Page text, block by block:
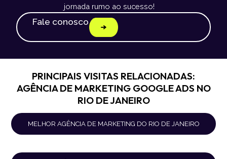
jornada rumo ao sucesso!
Fale conosco
PRINCIPAIS VISITAS RELACIONADAS:
AGÊNCIA DE MARKETING GOOGLE ADS NO
RIO DE JANEIRO
MELHOR AGÊNCIA DE MARKETING DO RIO DE JANEIRO